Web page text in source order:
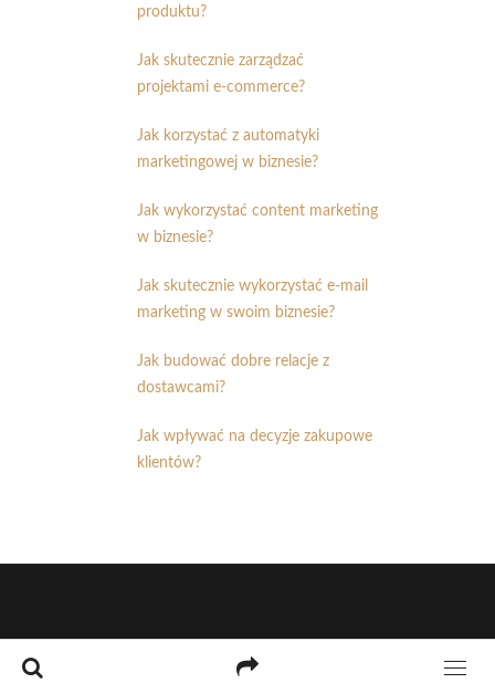
produktu?
Jak skutecznie zarządzać
projektami e-commerce?
Jak korzystać z automatyki
marketingowej w biznesie?
Jak wykorzystać content marketing
w biznesie?
Jak skutecznie wykorzystać e-mail
marketing w swoim biznesie?
Jak budować dobre relacje z
dostawcami?
Jak wpływać na decyzje zakupowe
klientów?